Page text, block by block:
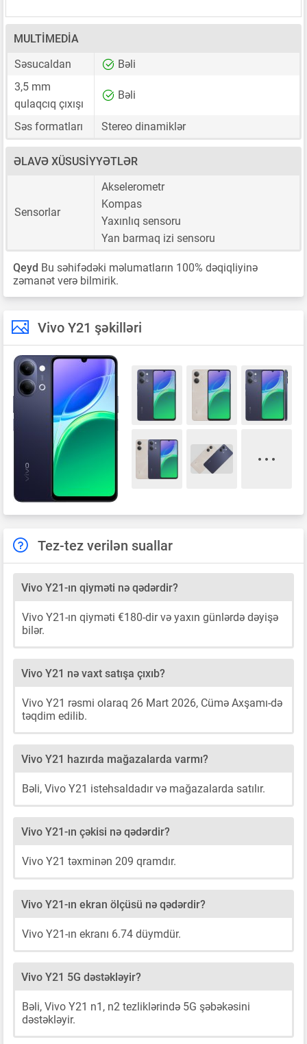
MULTIMEDIA
Səsucaldan
Bəli
3,5 mm
qulaqcıq çıxışı
Bəli
Səs formatları Stereo dinamiklər
ƏLAVƏ XÜSUSIYYƏTLƏR
Sensorlar
Akselerometr
Kompas
Yaxınlıq sensoru
Yan barmaq izi sensoru
Qeyd Bu səhifədəki məlumatların 100% dəqiqliyinə
zəmanət verə bilmirik.
Vivo Y21 şəkilləri
Tez-tez verilən suallar
Vivo Y21-ın qiyməti nə qədərdir?
Vivo Y21-ın qiyməti €180-dir və yaxın günlərdə dəyişə
bilər.
Vivo Y21 nə vaxt satışa çıxıb?
Vivo Y21 rəsmi olaraq 26 Mart 2026, Cümə Axşamı-də
təqdim edilib.
Vivo Y21 hazırda mağazalarda varmı?
Bəli, Vivo Y21 istehsaldadır və mağazalarda satılır.
Vivo Y21-ın çəkisi nə qədərdir?
Vivo Y21 təxminən 209 qramdır.
Vivo Y21-ın ekran ölçüsü nə qədərdir?
Vivo Y21-ın ekranı 6.74 düymdür.
Vivo Y21 5G dəstəkləyir?
Bəli, Vivo Y21 n1, n2 tezliklərində 5G şəbəkəsini
dəstəkləyir.